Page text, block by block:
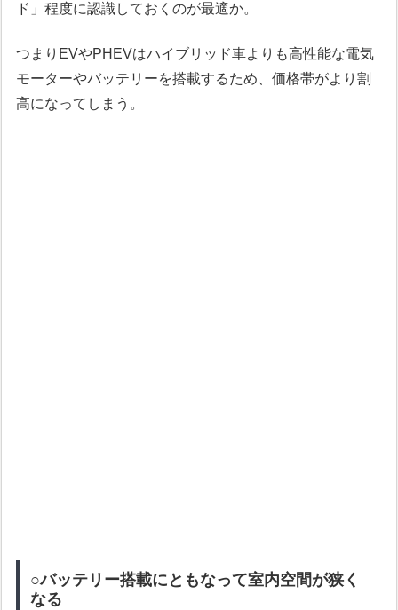
ド」程度に認識しておくのが最適か。
つまりEVやPHEVはハイブリッド車よりも高性能な電気
モーターやバッテリーを搭載するため、価格帯がより割
高になってしまう。
○バッテリー搭載にともなって室内空間が狭く
なる